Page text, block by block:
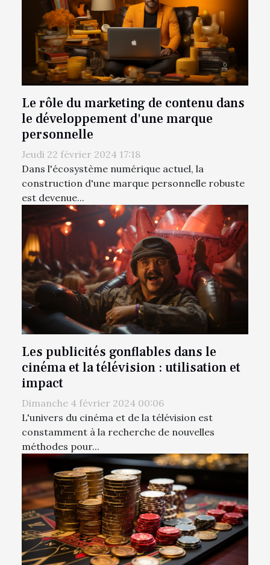
Le rôle du marketing de contenu dans
le développement d'une marque
personnelle
Jeudi 22 février 2024 17:18
Dans l'écosystème numérique actuel, la
construction d'une marque personnelle robuste
est devenue...
Les publicités gonflables dans le
cinéma et la télévision : utilisation et
impact
Dimanche 4 février 2024 00:06
L'univers du cinéma et de la télévision est
constamment à la recherche de nouvelles
méthodes pour...